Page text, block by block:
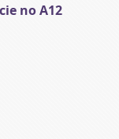
no A12